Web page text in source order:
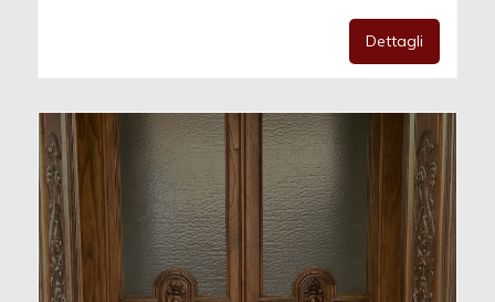
Dettagli